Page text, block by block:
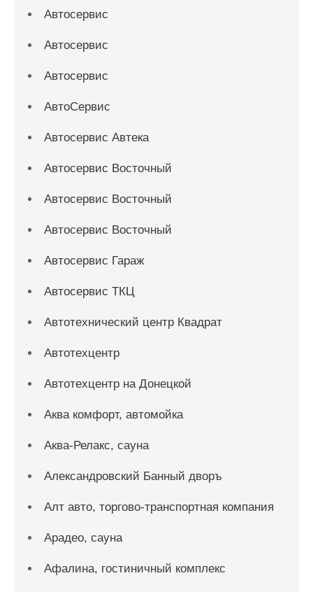
Автосервис
Автосервис
Автосервис
АвтоСервис
Автосервис Автека
Автосервис Восточный
Автосервис Восточный
Автосервис Восточный
Автосервис Гараж
Автосервис ТКЦ
Автотехнический центр Квадрат
Автотехцентр
Автотехцентр на Донецкой
Аква комфорт, автомойка
Аква-Релакс, сауна
Александровский Банный дворъ
Алт авто, торгово-транспортная компания
Арадео, сауна
Афалина, гостиничный комплекс